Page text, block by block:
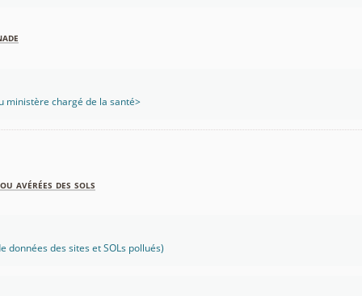
ministère chargé de la santé>
avérées des sols
données des sites et SOLs pollués)